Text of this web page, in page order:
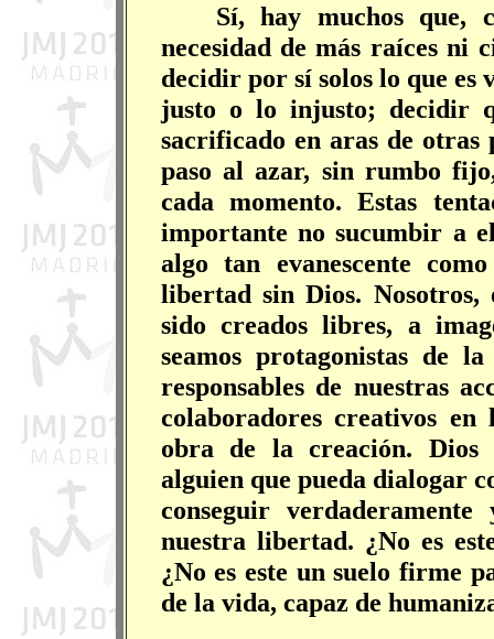
Sí, hay muchos que,
necesidad de más raíces ni
decidir por sí solos lo que es
justo o lo injusto; decidir
sacrificado en aras de
paso al azar, sin rumbo
cada momento. Estas
importante no sucumbir a
algo tan evanescente
libertad sin Dios. Nosotros,
sido creados libres, a
seamos protagonistas de
responsables de nuestras
colaboradores creativos
obra de la creación. Dios
alguien que pueda dialogar
conseguir
nuestra libertad. ¿No es
¿No es este un suelo firme
de la vida, capaz de